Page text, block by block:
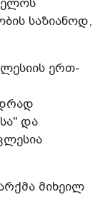
საზიანოდ,
ერთ-
და
მიხეილ